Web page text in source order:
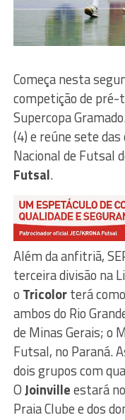
Começa nesta
competição de
Supercopa
(4) e reúne sete
Nacional de Futsal
Futsal.
Além da anfitriã,
terceira divisão na
o Tricolorterá
ambos do Rio
de Minas Gerais; o
Futsal, no Paraná.
dois grupos com
OJoinvilleestará
Praia Clube e dos